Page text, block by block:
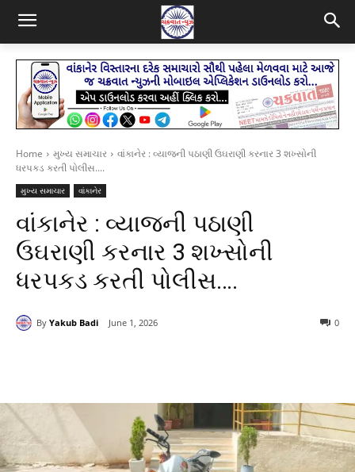
Home મુખ્ય સમાચાર
વાંકાનેર : વ્યાજની પઠાણી ઉઘરાણી કરનાર 3 શખ્સોની
ધરપકડ કરતી પોલીસ....
મુખ્ય સમાચાર વાંકાનેર
વાંકાનેર : વ્યાજની પઠાણી
ઉઘરાણી કરનાર 3 શખ્સોની
ધરપકડ કરતી પોલીસ….
By Yakub Badi June 1, 2026 0